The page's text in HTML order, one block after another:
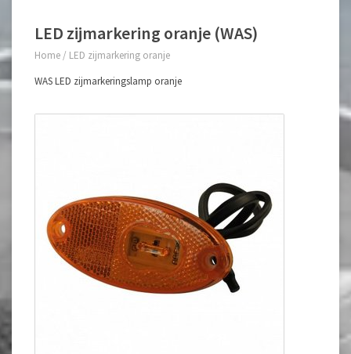
LED zijmarkering oranje (WAS)
Home / LED zijmarkering oranje
WAS LED zijmarkeringslamp oranje